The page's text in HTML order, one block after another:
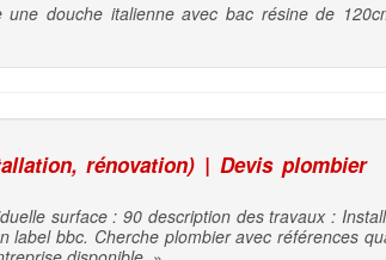
douche italienne avec bac résine de
rénovation) | Devis plombier
surface : 90 description des travaux :
label bbc. Cherche plombier avec références